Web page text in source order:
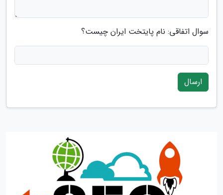
سوال اتفاقی: نام پایتخت ایران چیست؟
ارسال